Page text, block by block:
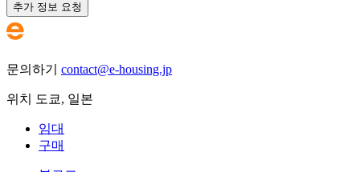
추가 정보 요청
문의하기 contact@e-housing.jp
위치 도쿄, 일본
임대
구매